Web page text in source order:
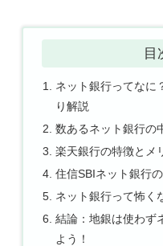
目
ネット銀行ってなに
り解説
数あるネット銀行の
楽天銀行の特徴とメ
住信SBIネット銀行
ネット銀行って怖く
結論：地銀は使わず
よう！